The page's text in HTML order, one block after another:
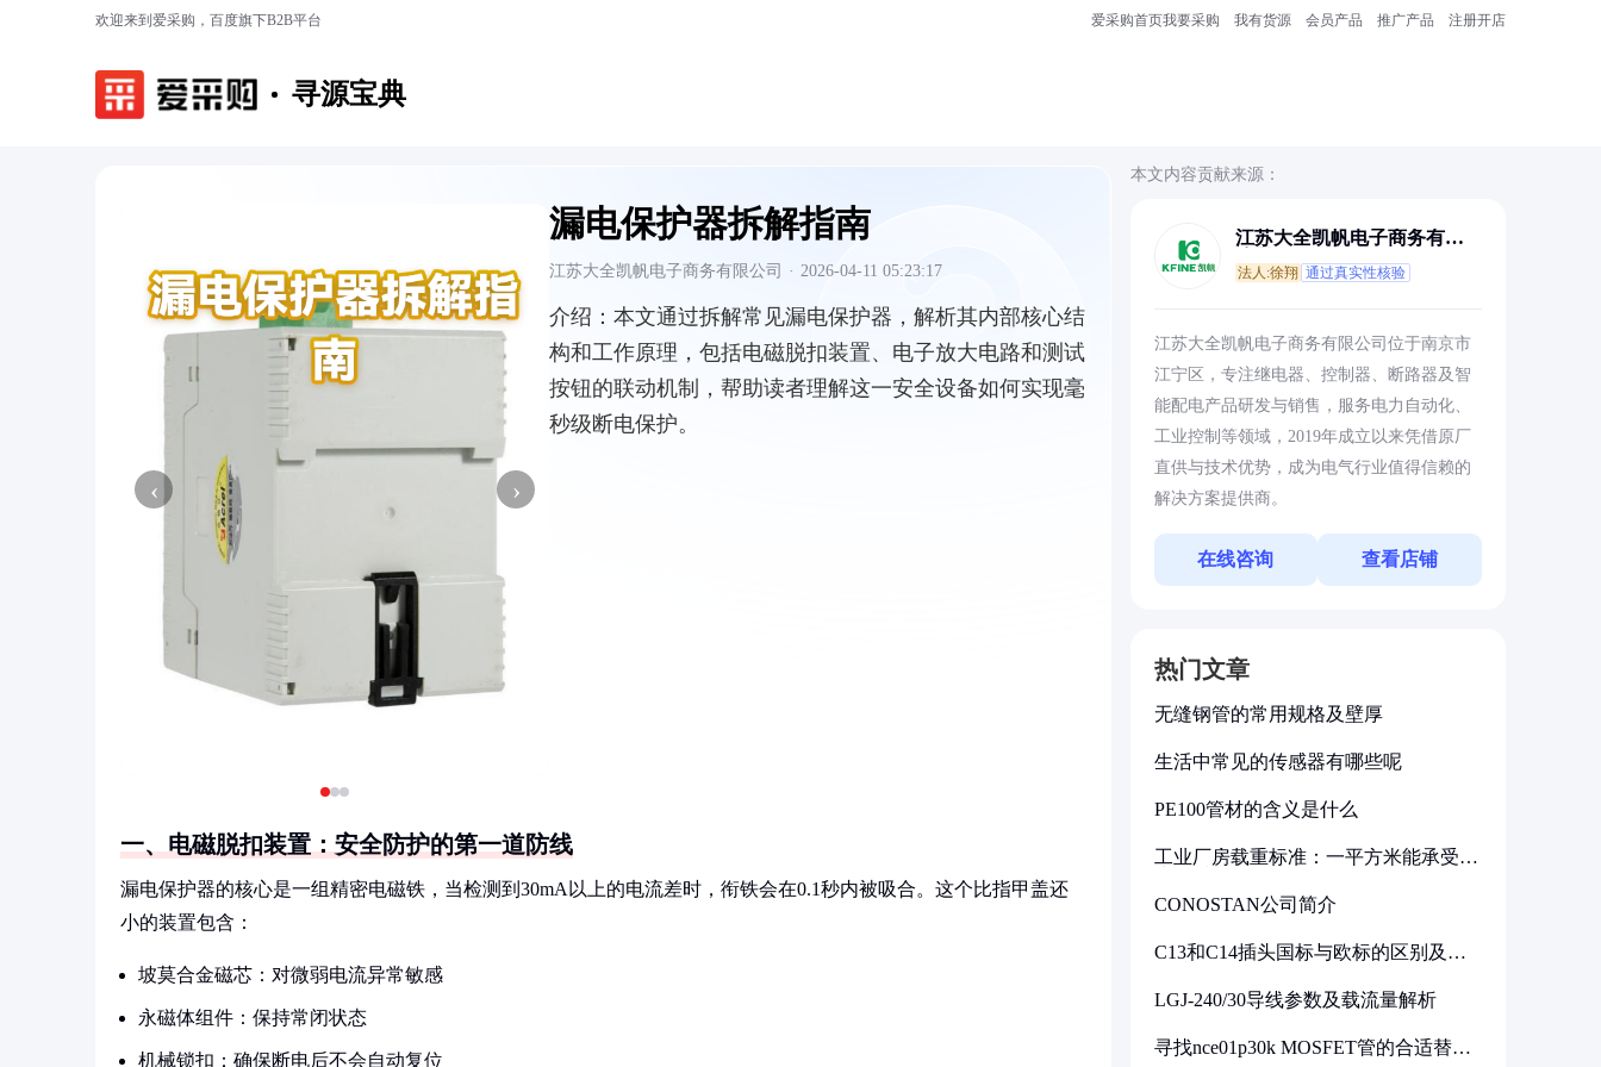
欢迎来到爱采购，百度旗下B2B平台 爱采购首页我要采购 我有货源 会员产品 推广产品 注册开店
寻源宝典
‹ ›
漏电保护器拆解指南
江苏大全凯帆电子商务有限公司 · 2026-04-11 05:23:17
介绍： 本文通过拆解常见漏电保护器，解析其内部核心结
构和工作原理，包括电磁脱扣装置、电子放大电路和测试
按钮的联动机制，帮助读者理解这一安全设备如何实现毫
秒级断电保护。
一、电磁脱扣装置：安全防护的第一道防线
漏电保护器的核心是一组精密电磁铁，当检测到30mA以上的电流差时，衔铁会在0.1秒内被吸合。这个比指甲盖还
小的装置包含：
坡莫合金磁芯：对微弱电流异常敏感
永磁体组件：保持常闭状态
机械锁扣：确保断电后不会自动复位
本文内容贡献来源：
江苏大全凯帆电子商务有限
法人:徐翔 通过真实性核验
江苏大全凯帆电子商务有限公司位于南京市
江宁区，专注继电器、控制器、断路器及智
能配电产品研发与销售，服务电力自动化、
工业控制等领域，2019年成立以来凭借原厂
直供与技术优势，成为电气行业值得信赖的
解决方案提供商。
在线咨询 查看店铺
热门文章
无缝钢管的常用规格及壁厚
生活中常见的传感器有哪些呢
PE100管材的含义是什么
工业厂房载重标准：一平方米能承受多
CONOSTAN公司简介
C13和C14插头国标与欧标的区别及其
LGJ-240/30导线参数及载流量解析
寻找nce01p30k MOSFET管的合适替代